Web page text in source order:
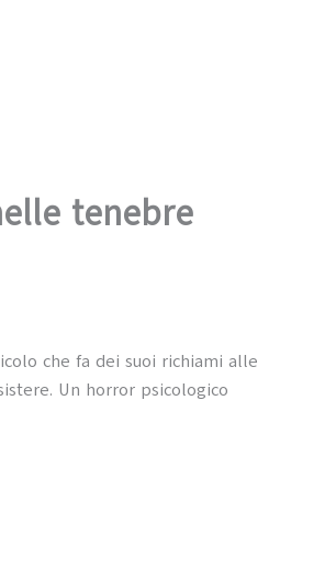
tenebre
che fa dei suoi richiami alle
Un horror psicologico